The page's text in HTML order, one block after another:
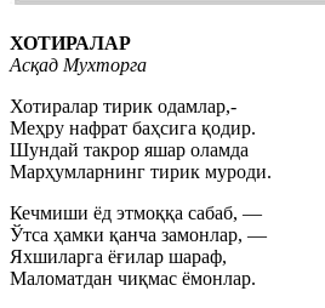
ХОТИРАЛАР
Асқад Мухторга
Хотиралар тирик одамлар,-
Меҳру нафрат баҳсига қодир.
Шундай такрор яшар оламда
Марҳумларнинг тирик муроди.
Кечмиши ёд этмоққа сабаб, —
Ўтса ҳамки қанча замонлар, —
Яхшиларга ёғилар шараф,
Маломатдан чиқмас ёмонлар.